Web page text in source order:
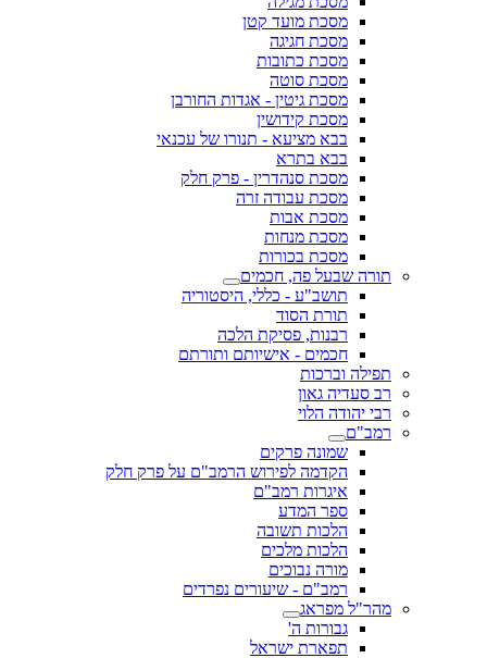
מסכת מועד קטן
מסכת חגיגה
מסכת כתובות
מסכת סוטה
מסכת גיטין - אגדות החורבן
מסכת קידושין
בבא מציעא - תנורו של עכנאי
בבא בתרא
מסכת סנהדרין - פרק חלק
מסכת עבודה זרה
מסכת אבות
מסכת מנחות
מסכת בכורות
תורה שבעל פה, חכמים
תושב"ע - כללי, היסטוריה
תורת הסוד
רבנות, פסיקת הלכה
חכמים - אישיותם ותורתם
תפילה וברכות
רב סעדיה גאון
רבי יהודה הלוי
רמב"ם
שמונה פרקים
הקדמה לפירוש הרמב"ם על פרק חלק
איגרות רמב"ם
ספר המדע
הלכות תשובה
הלכות מלכים
מורה נבוכים
רמב"ם - שיעורים נפרדים
מהר"ל מפראג
גבורות ה'
תפארת ישראל